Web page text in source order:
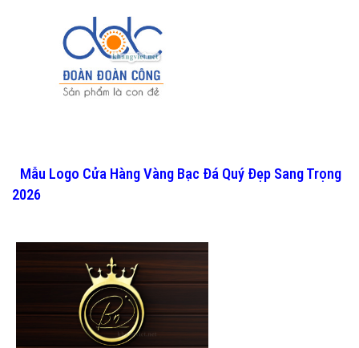
Mẫu Logo Cửa Hàng Vàng Bạc Đá Quý Đẹp Sang Trọng
2026